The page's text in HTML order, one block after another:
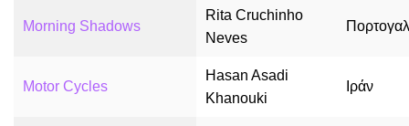
Morning Shadows
Rita Cruchinho
Neves
Motor Cycles
Hasan Asadi
Khanouki
Ιράν